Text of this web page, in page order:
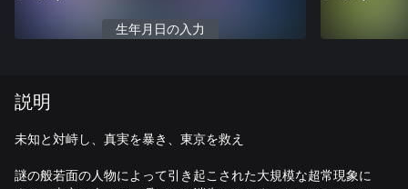
生年月日の入力
説明
未知と対峙し、真実を暴き、東京を救え
謎の般若面の人物によって引き起こされた大規模な超常現象に